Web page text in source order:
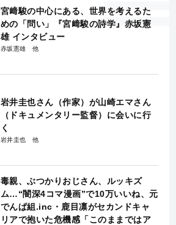
宮﨑駿の中心にある、世界を考えるた
めの「問い」『宮﨑駿の詩学』赤坂憲
雄 インタビュー
赤坂憲雄
岩井圭也さん（作家）が山崎エマさん
（ドキュメンタリー監督）に会いに行
く
岩井圭也
毒親、ぶつかりおじさん、ルッキズ
ム…“闇深4コマ漫画”で10万いいね、元
でんぱ組.inc・鹿目凛がセカンドキャ
リアで抱いた危機感「このままではア